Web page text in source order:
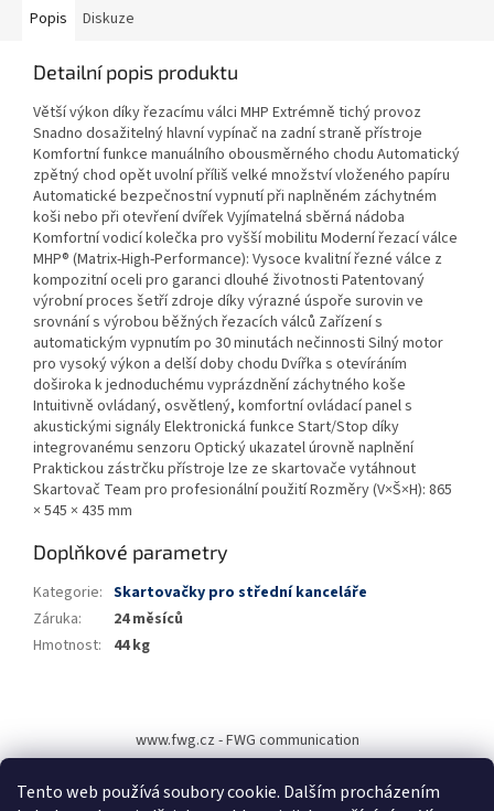
Tento web používá soubory cookie. Dalším procházením
Popis Diskuze
Detailní popis produktu
Větší výkon díky řezacímu válci MHP Extrémně tichý provoz
Snadno dosažitelný hlavní vypínač na zadní straně přístroje
Komfortní funkce manuálního obousměrného chodu Automatický
zpětný chod opět uvolní příliš velké množství vloženého papíru
Automatické bezpečnostní vypnutí při naplněném záchytném
koši nebo při otevření dvířek Vyjímatelná sběrná nádoba
Komfortní vodicí kolečka pro vyšší mobilitu Moderní řezací válce
MHP® (Matrix-High-Performance): Vysoce kvalitní řezné válce z
kompozitní oceli pro garanci dlouhé životnosti Patentovaný
výrobní proces šetří zdroje díky výrazné úspoře surovin ve
srovnání s výrobou běžných řezacích válců Zařízení s
automatickým vypnutím po 30 minutách nečinnosti Silný motor
pro vysoký výkon a delší doby chodu Dvířka s otevíráním
doširoka k jednoduchému vyprázdnění záchytného koše
Intuitivně ovládaný, osvětlený, komfortní ovládací panel s
akustickými signály Elektronická funkce Start/Stop díky
integrovanému senzoru Optický ukazatel úrovně naplnění
Praktickou zástrčku přístroje lze ze skartovače vytáhnout
Skartovač Team pro profesionální použití Rozměry (V×Š×H): 865
× 545 × 435 mm
Doplňkové parametry
Kategorie: Skartovačky pro střední kanceláře
Záruka:
24 měsíců
Hmotnost: 44 kg
p
www.fwg.cz - FWG communication